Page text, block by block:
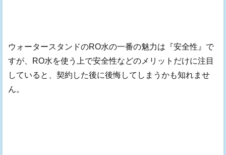
ウォータースタンドのRO水の一番の魅力は『安全性』で
すが、RO水を使う上で安全性などのメリットだけに注目
していると、契約した後に後悔してしまうかも知れませ
ん。